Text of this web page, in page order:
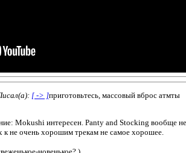
[ -> ]приготовьтесь, массовый вброс атмты
Mokushi интересен. Panty and Stocking вообще
не очень хорошим трекам не самое хорошее.